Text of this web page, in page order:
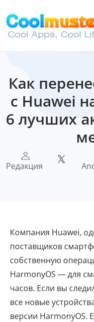
Как
с Huawei
6 лучших
Редакция
Компания Huawei,
поставщиков
собственную
HarmonyOS — для
часов. Если вы
все новые
версии HarmonyOS.